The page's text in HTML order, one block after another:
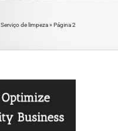
Serviço de limpeza» Página 2